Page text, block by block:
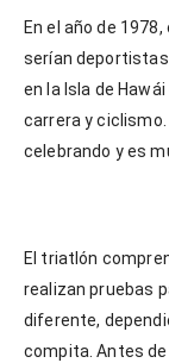
En el año de
serían
en la Isla de
carrera y
celebrando y es
El triatlón
realizan pruebas
diferente,
compita. Antes